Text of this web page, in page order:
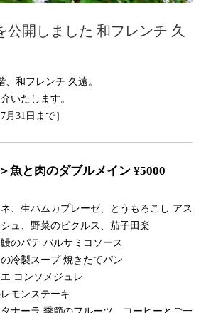
公開しました 和フレンチ 久
和フレンチ 久遠。
いたします。
31日まで］
魚と肉のダブルメイン ¥5000
、生ハムカプレーゼ、とうもろこし アス
ュ、野菜のピクルス、茄子田楽
のパテ バルサミコソース
冷製スープ 焼きたてパン
コンソメジュレ
モンステーキ